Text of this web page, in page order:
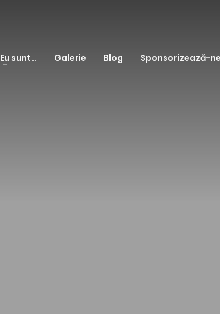
Eu sunt… Galerie Blog Sponsorizează-ne